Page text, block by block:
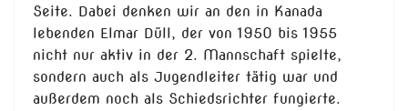
Seite. Dabei denken wir an den in Kanada
lebenden Elmar Düll, der von 1950 bis 1955
nicht nur aktiv in der 2. Mannschaft spielte,
sondern auch als Jugendleiter tätig war und
außerdem noch als Schiedsrichter fungierte.